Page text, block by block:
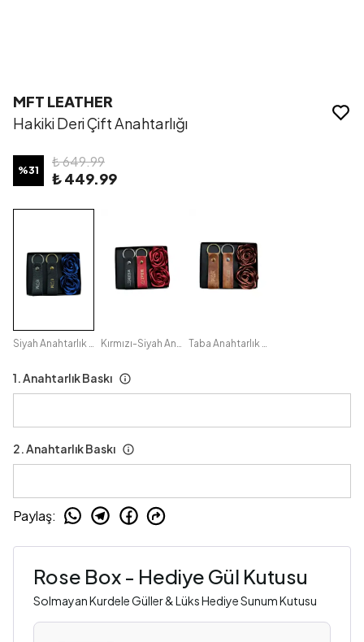
MFT LEATHER
Hakiki Deri Çift Anahtarlığı
%31
₺ 649.99
₺ 449.99
Siyah Anahtarlık - Lacivert Gül Kırmızı-Siyah Anahtarlık - Kırmızı Gül Taba Anahtarlık - Taba Gül
1. Anahtarlık Baskı
2. Anahtarlık Baskı
Paylaş:
Rose Box - Hediye Gül Kutusu
Solmayan Kurdele Güller & Lüks Hediye Sunum Kutusu